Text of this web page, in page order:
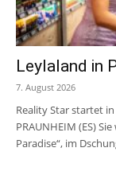
Leylaland in
7. August 2026
Reality Star startet
PRAUNHEIM (ES)
Paradise“, im